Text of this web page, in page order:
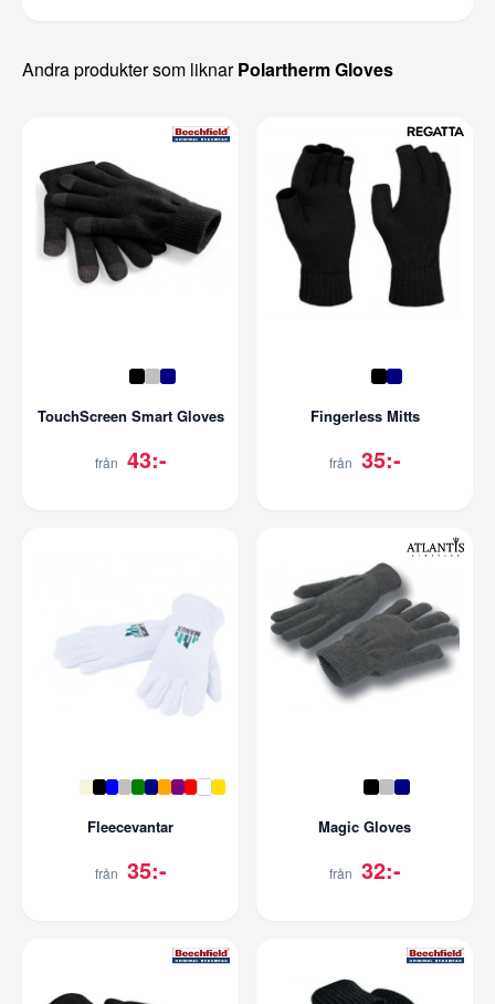
Andra produkter som liknarPolartherm Gloves
TouchScreen Smart Gloves
från 43:-
Fingerless Mitts
från 35:-
Fleecevantar
från 35:-
Magic Gloves
från 32:-